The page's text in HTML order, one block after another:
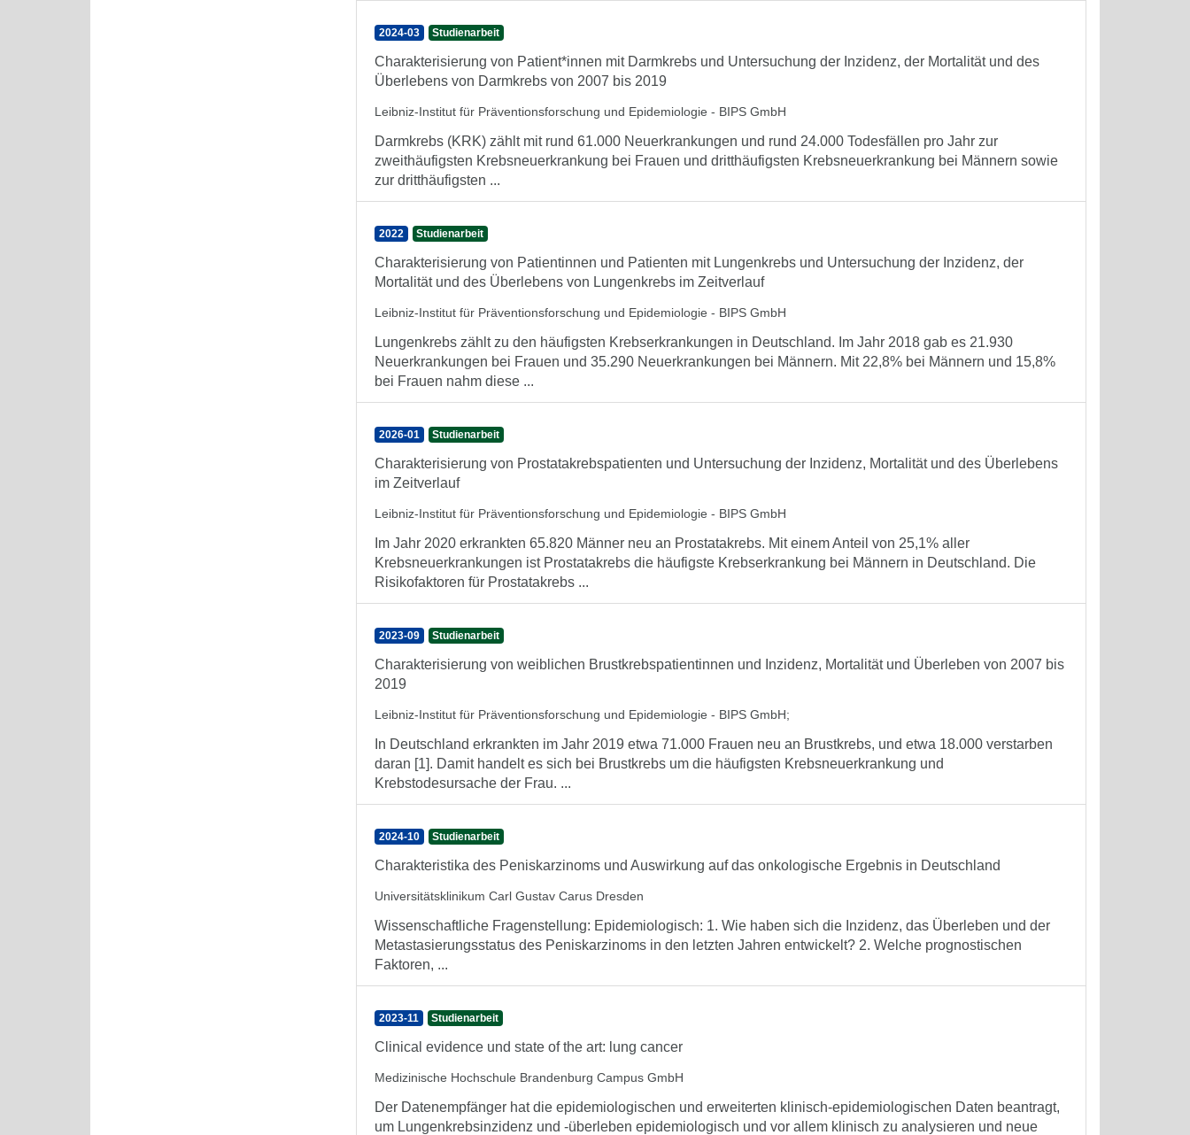
2024-03 Studienarbeit
Charakterisierung von Patient*innen mit Darmkrebs und Untersuchung der Inzidenz, der Mortalität und des
Überlebens von Darmkrebs von 2007 bis 2019
Leibniz-Institut für Präventionsforschung und Epidemiologie - BIPS GmbH
Darmkrebs (KRK) zählt mit rund 61.000 Neuerkrankungen und rund 24.000 Todesfällen pro Jahr zur
zweithäufigsten Krebsneuerkrankung bei Frauen und dritthäufigsten Krebsneuerkrankung bei Männern sowie
zur dritthäufigsten ...
2022 Studienarbeit
Charakterisierung von Patientinnen und Patienten mit Lungenkrebs und Untersuchung der Inzidenz, der
Mortalität und des Überlebens von Lungenkrebs im Zeitverlauf
Leibniz-Institut für Präventionsforschung und Epidemiologie - BIPS GmbH
Lungenkrebs zählt zu den häufigsten Krebserkrankungen in Deutschland. Im Jahr 2018 gab es 21.930
Neuerkrankungen bei Frauen und 35.290 Neuerkrankungen bei Männern. Mit 22,8% bei Männern und 15,8%
bei Frauen nahm diese ...
2026-01 Studienarbeit
Charakterisierung von Prostatakrebspatienten und Untersuchung der Inzidenz, Mortalität und des Überlebens
im Zeitverlauf
Leibniz-Institut für Präventionsforschung und Epidemiologie - BIPS GmbH
Im Jahr 2020 erkrankten 65.820 Männer neu an Prostatakrebs. Mit einem Anteil von 25,1% aller
Krebsneuerkrankungen ist Prostatakrebs die häufigste Krebserkrankung bei Männern in Deutschland. Die
Risikofaktoren für Prostatakrebs ...
2023-09 Studienarbeit
Charakterisierung von weiblichen Brustkrebspatientinnen und Inzidenz, Mortalität und Überleben von 2007 bis
2019
Leibniz-Institut für Präventionsforschung und Epidemiologie - BIPS GmbH;
In Deutschland erkrankten im Jahr 2019 etwa 71.000 Frauen neu an Brustkrebs, und etwa 18.000 verstarben
daran [1]. Damit handelt es sich bei Brustkrebs um die häufigsten Krebsneuerkrankung und
Krebstodesursache der Frau. ...
2024-10 Studienarbeit
Charakteristika des Peniskarzinoms und Auswirkung auf das onkologische Ergebnis in Deutschland
Universitätsklinikum Carl Gustav Carus Dresden
Wissenschaftliche Fragenstellung: Epidemiologisch: 1. Wie haben sich die Inzidenz, das Überleben und der
Metastasierungsstatus des Peniskarzinoms in den letzten Jahren entwickelt? 2. Welche prognostischen
Faktoren, ...
2023-11 Studienarbeit
Clinical evidence und state of the art: lung cancer
Medizinische Hochschule Brandenburg Campus GmbH
Der Datenempfänger hat die epidemiologischen und erweiterten klinisch-epidemiologischen Daten beantragt,
um Lungenkrebsinzidenz und -überleben epidemiologisch und vor allem klinisch zu analysieren und neue